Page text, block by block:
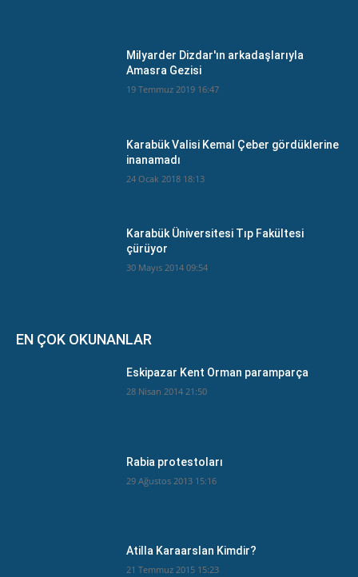
Milyarder Dizdar'ın arkadaşlarıyla
Amasra Gezisi
19 Temmuz 2019 16:47
Karabük Valisi Kemal Çeber gördüklerine
inanamadı
24 Ocak 2018 18:13
Karabük Üniversitesi Tıp Fakültesi
çürüyor
30 Mayıs 2014 09:54
EN ÇOK OKUNANLAR
Eskipazar Kent Orman paramparça
28 Nisan 2014 21:50
Rabia protestoları
29 Ağustos 2013 15:16
Atilla Karaarslan Kimdir?
21 Temmuz 2015 15:23